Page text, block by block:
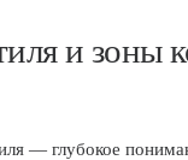
и зоны
— глубокое